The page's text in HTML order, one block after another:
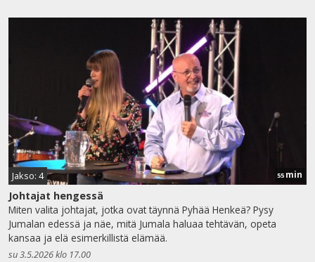
Jakso: 4 55 min
Johtajat hengessä
Miten valita johtajat, jotka ovat täynnä Pyhää Henkeä? Pysy
Jumalan edessä ja näe, mitä Jumala haluaa tehtävän, opeta
kansaa ja elä esimerkillistä elämää.
su 3.5.2026 klo 17.00